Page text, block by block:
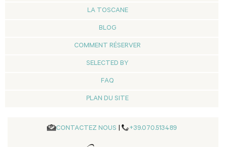
LA TOSCANE
BLOG
COMMENT RÉSERVER
SELECTED BY
FAQ
PLAN DU SITE
CONTACTEZ NOUS | +39.070.513489